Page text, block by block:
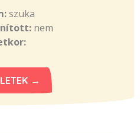
szuka
nem
→